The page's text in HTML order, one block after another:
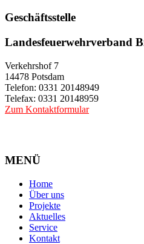
Geschäftsstelle
Landesfeuerwehrverband
Verkehrshof 7
14478 Potsdam
Telefon: 0331 20148949
Telefax: 0331 20148959
Zum Kontaktformular
MENÜ
Home
Über uns
Projekte
Aktuelles
Service
Kontakt